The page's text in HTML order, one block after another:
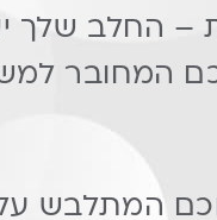
– החלב שלך
המחובר
המתלבש